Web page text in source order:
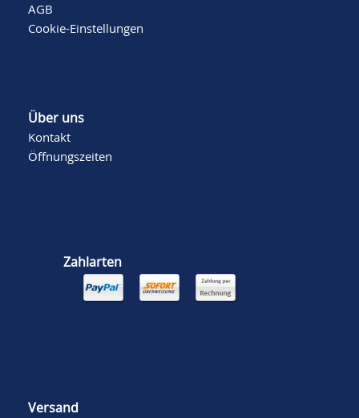
AGB
Cookie-Einstellungen
Über uns
Kontakt
Öffnungszeiten
Zahlarten
Versand